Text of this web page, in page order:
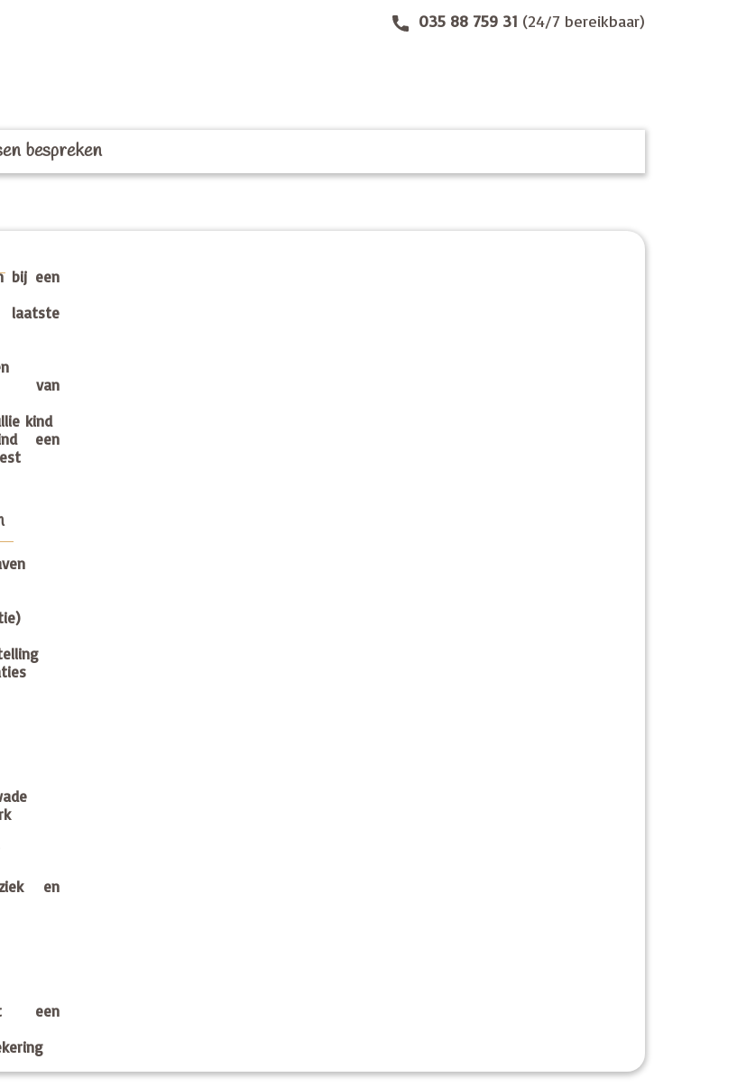
035 88 759 31 (24/7 bereikbaar)
bespreken
bij een
van
kind
een
en
een